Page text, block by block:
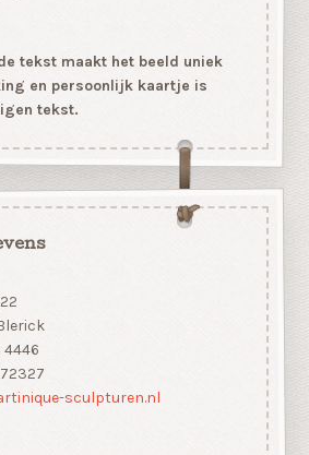
tekst maakt het beeld uniek
en persoonlijk kaartje is
tekst.
sculpturen.nl